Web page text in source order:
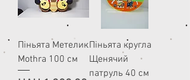
Піньята Метелик
Mothra 100 см
Піньята кругла
Щенячий
патруль 40 см